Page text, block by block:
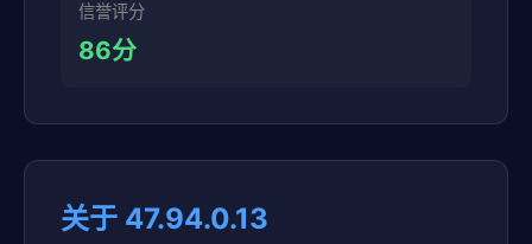
信誉评分
86分
关于 47.94.0.13